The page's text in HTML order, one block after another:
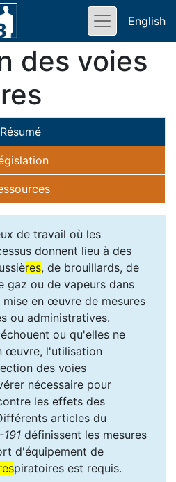
English
des voies
Résumé
de travail où les
donnent lieu à des
res, de brouillards, de
gaz ou de vapeurs dans
en œuvre de mesures
ou administratives.
ou qu'elles ne
œuvre, l'utilisation
des voies
nécessaire pour
les effets des
articles du
définissent les mesures
d'équipement de
piratoires est requis.